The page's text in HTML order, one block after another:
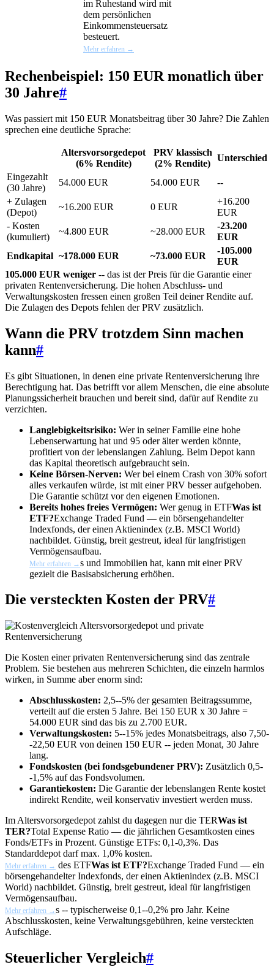
im Ruhestand wird mit
dem persönlichen
Einkommensteuersatz
besteuert.
Mehr erfahren →
Rechenbeispiel: 150 EUR monatlich über
30 Jahre#
Was passiert mit 150 EUR Monatsbeitrag über 30 Jahre? Die Zahlen
sprechen eine deutliche Sprache:
Altersvorsorgedepot
(6% Rendite)
PRV klassisch
(2% Rendite)
Unterschied
Eingezahlt
(30 Jahre)
54.000 EUR 54.000 EUR
--
+ Zulagen
(Depot)
~16.200 EUR 0 EUR
+16.200
EUR
- Kosten
(kumuliert)
~4.800 EUR ~28.000 EUR
-23.200
EUR
Endkapital ~178.000 EUR ~73.000 EUR
-105.000
EUR
105.000 EUR weniger -- das ist der Preis für die Garantie einer
privaten Rentenversicherung. Die hohen Abschluss- und
Verwaltungskosten fressen einen großen Teil deiner Rendite auf.
Die Zulagen des Depots fehlen der PRV zusätzlich.
Wann die PRV trotzdem Sinn machen
kann#
Es gibt Situationen, in denen eine private Rentenversicherung ihre
Berechtigung hat. Das betrifft vor allem Menschen, die eine absolute
Planungssicherheit brauchen und bereit sind, dafür auf Rendite zu
verzichten.
Langlebigkeitsrisiko: Wer in seiner Familie eine hohe
Lebenserwartung hat und 95 oder älter werden könnte,
profitiert von der lebenslangen Zahlung. Beim Depot kann
das Kapital theoretisch aufgebraucht sein.
Keine Börsen-Nerven: Wer bei einem Crash von 30% sofort
alles verkaufen würde, ist mit einer PRV besser aufgehoben.
Die Garantie schützt vor den eigenen Emotionen.
Bereits hohes freies Vermögen: Wer genug in ETFWas ist
ETF?Exchange Traded Fund — ein börsengehandelter
Indexfonds, der einen Aktienindex (z.B. MSCI World)
nachbildet. Günstig, breit gestreut, ideal für langfristigen
Vermögensaufbau.
Mehr erfahren →s und Immobilien hat, kann mit einer PRV
gezielt die Basisabsicherung erhöhen.
Die versteckten Kosten der PRV#
Die Kosten einer privaten Rentenversicherung sind das zentrale
Problem. Sie bestehen aus mehreren Schichten, die einzeln harmlos
wirken, in Summe aber enorm sind:
Abschlusskosten: 2,5--5% der gesamten Beitragssumme,
verteilt auf die ersten 5 Jahre. Bei 150 EUR x 30 Jahre =
54.000 EUR sind das bis zu 2.700 EUR.
Verwaltungskosten: 5--15% jedes Monatsbeitrags, also 7,50-
-22,50 EUR von deinen 150 EUR -- jeden Monat, 30 Jahre
lang.
Fondskosten (bei fondsgebundener PRV): Zusätzlich 0,5-
-1,5% auf das Fondsvolumen.
Garantiekosten: Die Garantie der lebenslangen Rente kostet
indirekt Rendite, weil konservativ investiert werden muss.
Im Altersvorsorgedepot zahlst du dagegen nur die TERWas ist
TER?Total Expense Ratio — die jährlichen Gesamtkosten eines
Fonds/ETFs in Prozent. Günstige ETFs: 0,1-0,3%. Das
Standarddepot darf max. 1,0% kosten.
Mehr erfahren → des ETFWas ist ETF?Exchange Traded Fund — ein
börsengehandelter Indexfonds, der einen Aktienindex (z.B. MSCI
World) nachbildet. Günstig, breit gestreut, ideal für langfristigen
Vermögensaufbau.
Mehr erfahren →s -- typischerweise 0,1--0,2% pro Jahr. Keine
Abschlusskosten, keine Verwaltungsgebühren, keine versteckten
Aufschläge.
Steuerlicher Vergleich#